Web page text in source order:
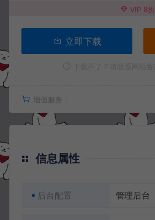
VIP 8折
立即下载
增值服务：
信息属性
后台配置 管理后台